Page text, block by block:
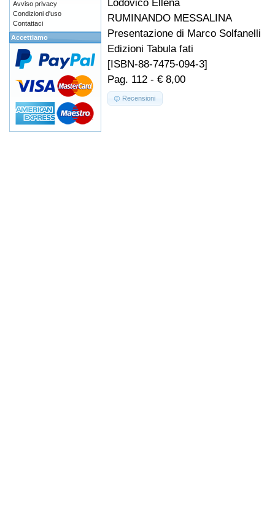
Lodovico Ellena
RUMINANDO MESSALINA
Presentazione di Marco Solfanelli
Edizioni Tabula fati
[ISBN-88-7475-094-3]
Pag. 112 - € 8,00
Recensioni
Avviso privacy
Condizioni d'uso
Contattaci
Accettiamo